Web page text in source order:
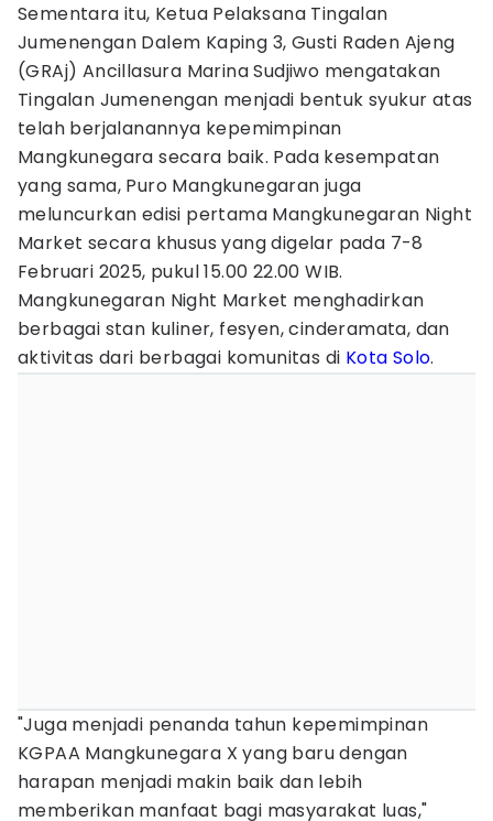
Sementara itu, Ketua Pelaksana Tingalan
Jumenengan Dalem Kaping 3, Gusti Raden Ajeng
(GRAj) Ancillasura Marina Sudjiwo mengatakan
Tingalan Jumenengan menjadi bentuk syukur atas
telah berjalanannya kepemimpinan
Mangkunegara secara baik. Pada kesempatan
yang sama, Puro Mangkunegaran juga
meluncurkan edisi pertama Mangkunegaran Night
Market secara khusus yang digelar pada 7-8
Februari 2025, pukul 15.00 22.00 WIB.
Mangkunegaran Night Market menghadirkan
berbagai stan kuliner, fesyen, cinderamata, dan
aktivitas dari berbagai komunitas di Kota Solo.
"Juga menjadi penanda tahun kepemimpinan
KGPAA Mangkunegara X yang baru dengan
harapan menjadi makin baik dan lebih
memberikan manfaat bagi masyarakat luas,"